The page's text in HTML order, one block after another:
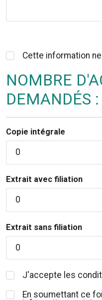
Cette information
NOMBRE
DEMANDÉS :
Copie intégrale
0
Extrait avec filiation
0
Extrait sans filiation
0
J'accepte les
En soumettant ce